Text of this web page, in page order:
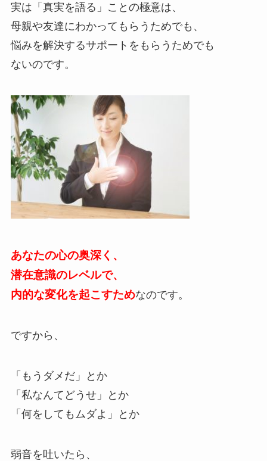
実は「真実を語る」ことの極意は、
母親や友達にわかってもらうためでも、
悩みを解決するサポートをもらうためでも
ないのです。
あなたの心の奥深く、
潜在意識のレベルで、
内的な変化を起こすためなのです。
ですから、
「もうダメだ」とか
「私なんてどうせ」とか
「何をしてもムダよ」とか
弱音を吐いたら、